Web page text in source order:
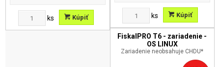
ks Kúpiť ks Kúpiť
FiskalPRO T6 - zariadenie -
OS LINUX
Zariadenie neobsahuje CHDU*